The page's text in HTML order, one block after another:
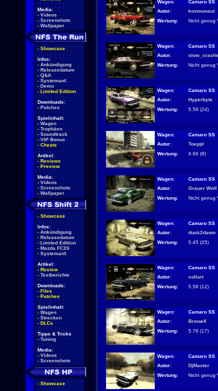
Media:
- Videos
- Screenshots
- Wallpaper
- Showcase
Infos:
- Ankündigung
- Releasedatum
- Q&A
- Systemanf.
- Demo
- Limited Edition
Downloads:
- Patches
Spielinhalt:
- Wagen
- Trophäen
- Soundtrack
- VIP Bonus
- Cheats
Artikel:
- Reviews
- Preview
Media:
- Videos
- Screenshots
- Wallpaper
- Showcase
Infos:
- Ankündigung
- Releasedatum
- Limited Edition
- Mazda FC3S
- Systemanf.
Artikel:
- Review
- Testberichte
Downloads:
- Files
- Patches
Spielinhalt:
- Wagen
- Strecken
- DLCs
Tipps & Tricks
- Tuning
Media:
- Videos
- Screenshots
- Showcase
Wagen:
Camaro SS
Autor:
kosmonaut
Wertung:
Nicht genug
Wagen:
Camaro SS
Autor:
Wertung:
Nicht genug
Wagen:
Camaro SS
Autor:
Hyperbyte
Wertung:
5.58 (24)
Wagen:
Camaro SS
Autor:
Toeppl
Wertung:
4.66 (9)
Wagen:
Camaro SS
Autor:
Grauer Wolf
Wertung:
Nicht genug
Wagen:
Camaro SS
Autor:
dusk2dawn
Wertung:
5.45 (25)
Wagen:
Camaro SS
Autor:
collart
Wertung:
5.58 (12)
Wagen:
Camaro SS
Autor:
BrouwX
Wertung:
5.76 (17)
Wagen:
Camaro SS
Autor:
DjMaster
Wertung:
Nicht genug